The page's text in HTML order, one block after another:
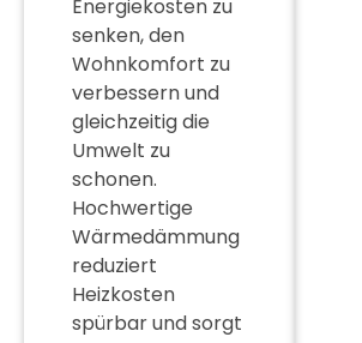
Energiekosten zu
senken, den
Wohnkomfort zu
verbessern und
gleichzeitig die
Umwelt zu
schonen.
Hochwertige
Wärmedämmung
reduziert
Heizkosten
spürbar und sorgt